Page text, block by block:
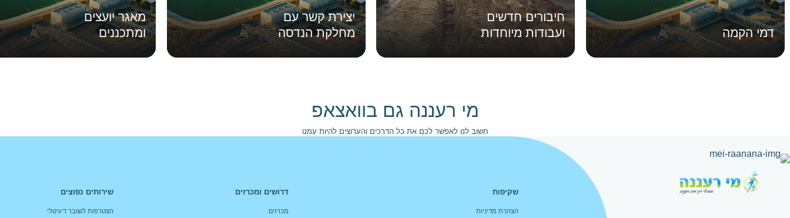
דמי הקמה
חיבורים חדשים
ועבודות מיוחדות
יצירת קשר עם
מחלקת הנדסה
מאגר יועצים
ומתכננים
מי רעננה גם בוואצאפ
חשוב לנו לאפשר לכם את כל הדרכים והערוצים להיות עמנו
שקיפות
הצהרת מדיניות
דרושים ומכרזים
מכרזים
שירותים נפוצים
הצטרפות לשובר דיגיטלי